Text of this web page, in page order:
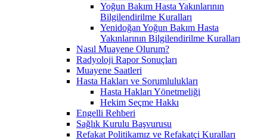
Yoğun Bakım Hasta Yakınlarının
Bilgilendirilme Kuralları
Yenidoğan Yoğun Bakım Hasta
Yakınlarının Bilgilendirilme Kuralları
Nasıl Muayene Olurum?
Radyoloji Rapor Sonuçları
Muayene Saatleri
Hasta Hakları ve Sorumlulukları
Hasta Hakları Yönetmeliği
Hekim Seçme Hakkı
Engelli Rehberi
Sağlık Kurulu Başvurusu
Refakat Politikamız ve Refakatçi Kuralları